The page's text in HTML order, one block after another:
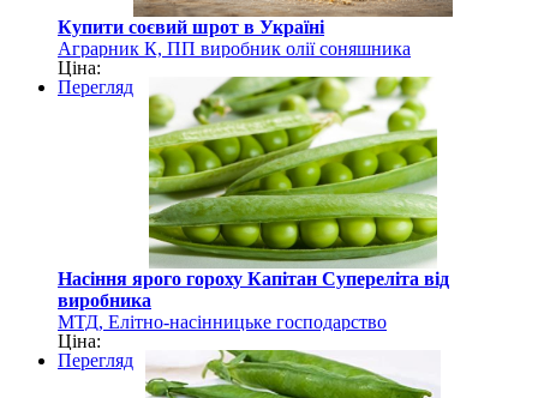
Купити соєвий шрот в Україні
Аграрник К, ПП виробник олії соняшника
Ціна:
Перегляд
Насіння ярого гороху Капітан Супереліта від
виробника
МТД, Елітно-насінницьке господарство
Ціна:
Перегляд